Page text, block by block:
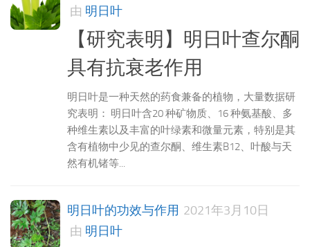
由 明日叶
【研究表明】明日叶查尔酮
具有抗衰老作用
明日叶是一种天然的药食兼备的植物，大量数据研
究表明： 明日叶含20 种矿物质、16 种氨基酸、多
种维生素以及丰富的叶绿素和微量元素，特别是其
含有植物中少见的查尔酮、维生素B12、叶酸与天
然有机锗等...
明日叶的功效与作用 2021年3月10日
由 明日叶